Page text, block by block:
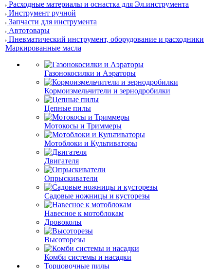
Расходные материалы и оснастка для Эл.инструмента
Инструмент ручной
Запчасти для инструмента
Автотовары
Пневматический инструмент, оборудование и расходники
Маркированные масла
Газонокосилки и Аэраторы
Кормоизмельчители и зернодробилки
Цепные пилы
Мотокосы и Триммеры
Мотоблоки и Культиваторы
Двигателя
Опрыскиватели
Садовые ножницы и кусторезы
Навесное к мотоблокам
Дровоколы
Высоторезы
Комби системы и насадки
Торцовочные пилы